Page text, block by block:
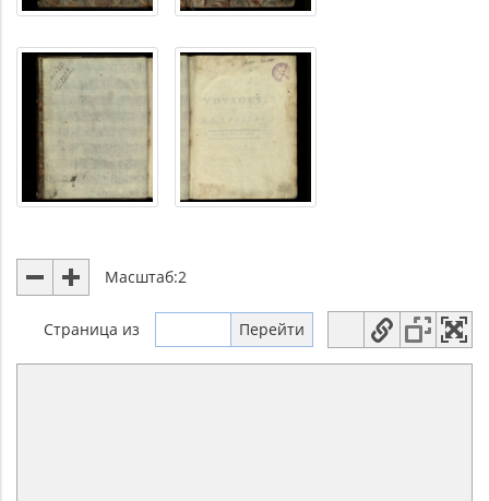
Масштаб:2
Страница из